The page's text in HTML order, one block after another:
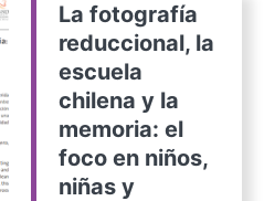
La fotografía
reduccional, la
escuela
chilena y la
memoria: el
foco en niños,
niñas y